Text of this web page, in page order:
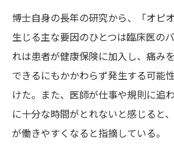
博士自身の長年の研究から、「オピ
生じる主な要因のひとつは臨床医の
れは患者が健康保険に加入し、痛み
できるにもかかわらず発生する可能
けた。また、医師が仕事や規則に追
に十分な時間がとれないと感じると
が働きやすくなると指摘している。